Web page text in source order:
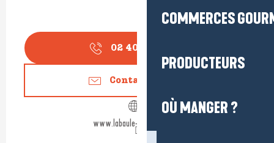
COMMERCES
PRODUCTEURS
OÙ MANGER ?
02 40 24 34
Contactez-nous
www.labaule-guerande.com